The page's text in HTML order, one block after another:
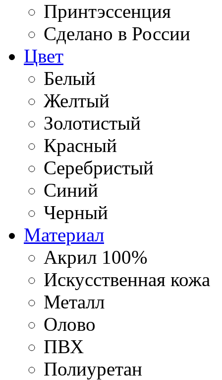
Принтэссенция
Сделано в России
Цвет
Белый
Желтый
Золотистый
Красный
Серебристый
Синий
Черный
Материал
Акрил 100%
Искусственная кожа
Металл
Олово
ПВХ
Полиуретан